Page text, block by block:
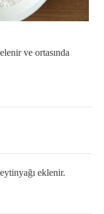
ve ortasında
eklenir.